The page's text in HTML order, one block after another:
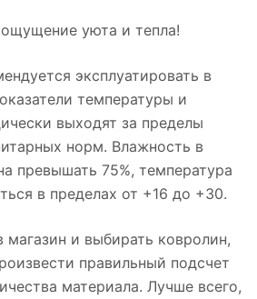
уюта и тепла!
эксплуатировать в
температуры и
выходят за пределы
норм. Влажность в
превышать 75%, температура
в пределах от +16 до +30.
магазин и выбирать ковролин,
правильный подсчет
материала. Лучше всего,